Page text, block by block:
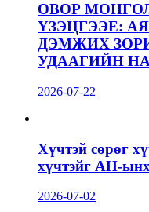
ӨВӨР
ҮЗЭЦГЭЭЕ:
ДЭМЖИХ
УДААГИЙН
2026-07-22
Хүчтэй сөрөг
хүчтэйг АН-
2026-07-02